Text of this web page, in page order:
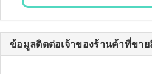
ข้อมูลติดต่อเจ้าของร้านค้าที่ขา